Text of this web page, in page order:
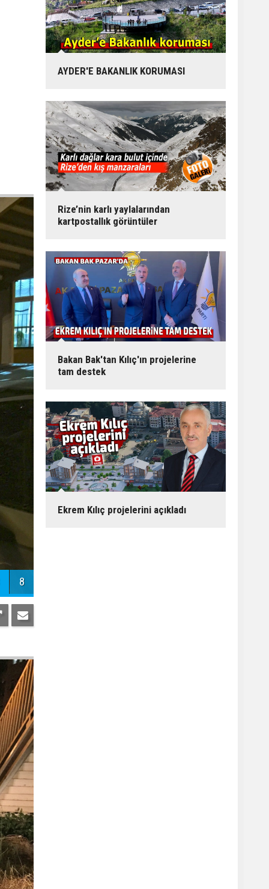
8
AYDER'E BAKANLIK KORUMASI
Rize’nin karlı yaylalarından
kartpostallık görüntüler
Bakan Bak'tan Kılıç'ın projelerine
tam destek
Ekrem Kılıç projelerini açıkladı